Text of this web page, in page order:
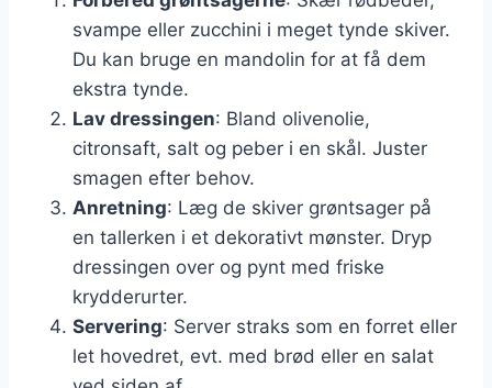
svampe eller zucchini i meget tynde skiver.
Du kan bruge en mandolin for at få dem
ekstra tynde.
Lav dressingen: Bland olivenolie,
citronsaft, salt og peber i en skål. Juster
smagen efter behov.
Anretning: Læg de skiver grøntsager på
en tallerken i et dekorativt mønster. Dryp
dressingen over og pynt med friske
krydderurter.
Servering: Server straks som en forret eller
let hovedret, evt. med brød eller en salat